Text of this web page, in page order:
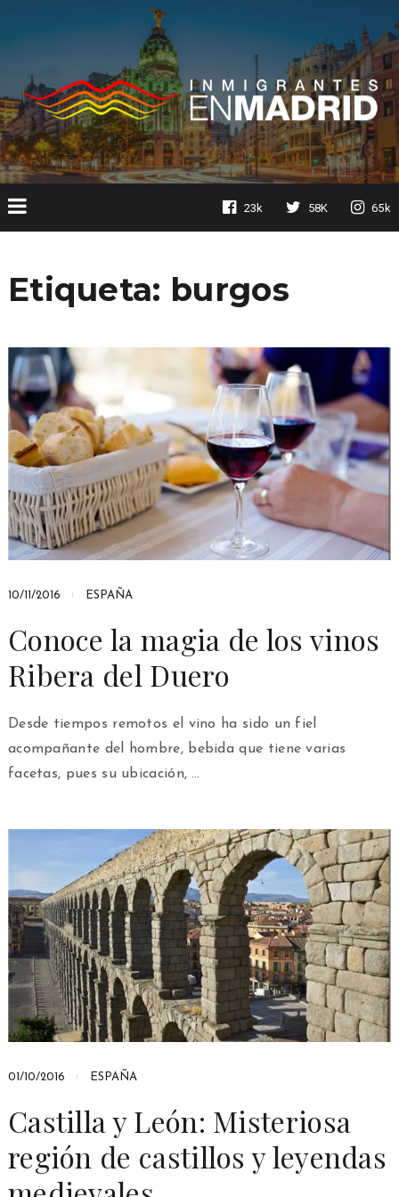
23k 58K 65k
Etiqueta: burgos
10/11/2016 ESPAÑA
Conoce la magia de los vinos
Ribera del Duero
Desde tiempos remotos el vino ha sido un fiel
acompañante del hombre, bebida que tiene varias
facetas, pues su ubicación, …
01/10/2016 ESPAÑA
Castilla y León: Misteriosa
región de castillos y leyendas